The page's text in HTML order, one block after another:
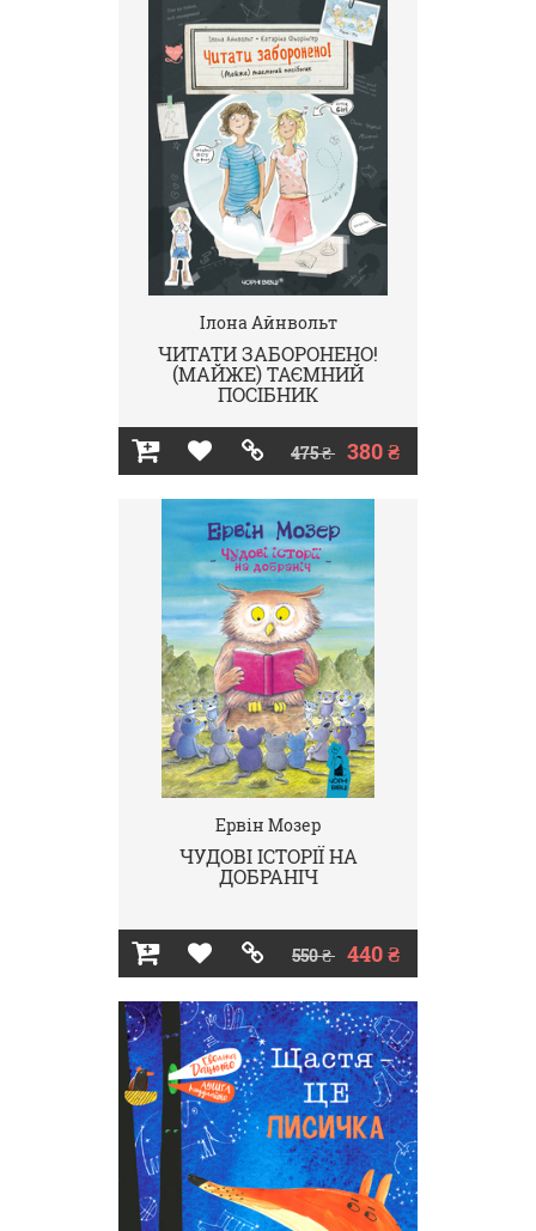
Ілона Айнвольт
ЧИТАТИ ЗАБОРОНЕНО!
(МАЙЖЕ) ТАЄМНИЙ
ПОСІБНИК
475 ₴ 380 ₴
Ервін Мозер
ЧУДОВІ ІСТОРІЇ НА
ДОБРАНІЧ
550 ₴ 440 ₴